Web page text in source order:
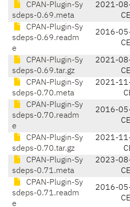
CPAN-Plugin-Sy
sdeps-0.69.meta
2021-
CPAN-Plugin-Sy
sdeps-0.69.readm
e
2016-
CPAN-Plugin-Sy
sdeps-0.69.tar.gz
2021-
CPAN-Plugin-Sy
sdeps-0.70.meta
2021-
CPAN-Plugin-Sy
sdeps-0.70.readm
e
2016-
CPAN-Plugin-Sy
sdeps-0.70.tar.gz
2021-
CPAN-Plugin-Sy
sdeps-0.71.meta
2023-
CPAN-Plugin-Sy
sdeps-0.71.readm
e
2016-